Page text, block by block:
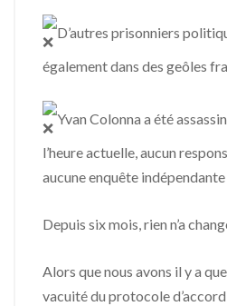
D’autres prisonniers
également dans des geôles
Yvan Colonna a été
l’heure actuelle, aucun
aucune enquête indépendante
Depuis six mois, rien n’a
Alors que nous avons il y a
vacuité du protocole